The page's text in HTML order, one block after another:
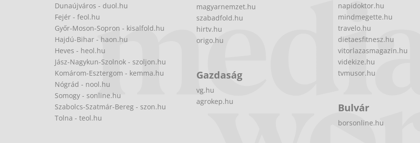
Dunaújváros - duol.hu
Fejér - feol.hu
Győr-Moson-Sopron - kisalfold.hu
Hajdú-Bihar - haon.hu
Heves - heol.hu
Jász-Nagykun-Szolnok - szoljon.hu
Komárom-Esztergom - kemma.hu
Nógrád - nool.hu
Somogy - sonline.hu
Szabolcs-Szatmár-Bereg - szon.hu
Tolna - teol.hu
magyarnemzet.hu
szabadfold.hu
hirtv.hu
origo.hu
Gazdaság
vg.hu
agrokep.hu
napidoktor.hu
mindmegette.hu
travelo.hu
dietaesfitnesz.hu
vitorlazasmagazin.hu
videkize.hu
tvmusor.hu
Bulvár
borsonline.hu